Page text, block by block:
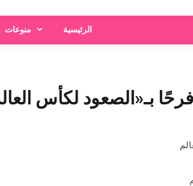
الرئيسية منوعات
بـ«الصعود لكأس